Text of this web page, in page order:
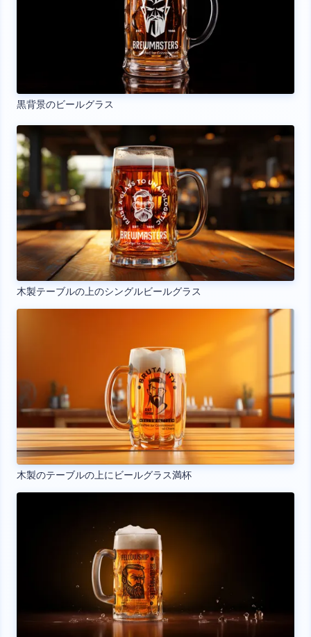
黒背景のビールグラス
木製テーブルの上のシングルビールグラス
木製のテーブルの上にビールグラス満杯